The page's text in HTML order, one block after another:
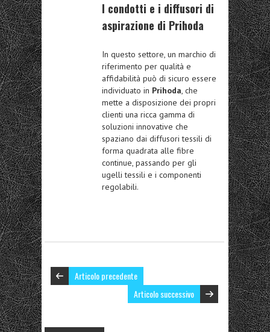
I condotti e i diffusori di
aspirazione di Prihoda
In questo settore, un marchio di
riferimento per qualità e
affidabilità può di sicuro essere
individuato in Prihoda, che
mette a disposizione dei propri
clienti una ricca gamma di
soluzioni innovative che
spaziano dai diffusori tessili di
forma quadrata alle fibre
continue, passando per gli
ugelli tessili e i componenti
regolabili.
Articolo precedente
Articolo successivo